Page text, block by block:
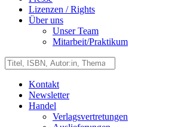
Lizenzen / Rights
Über uns
Unser Team
Mitarbeit/Praktikum
Kontakt
Newsletter
Handel
Verlagsvertretungen